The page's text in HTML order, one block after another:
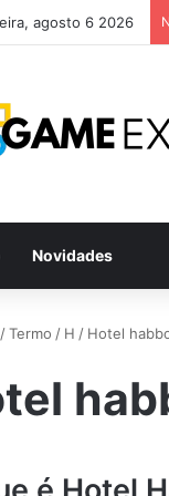
agosto 6 2026
Novidades
/Termo / H / Hotel